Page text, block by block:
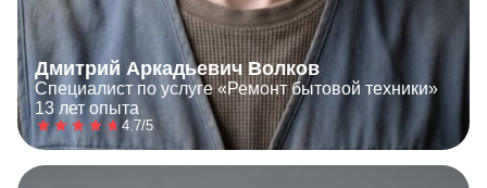
Дмитрий Аркадьевич Волков
Специалист по услуге «Ремонт бытовой техники»
13 лет опыта
4.7/5